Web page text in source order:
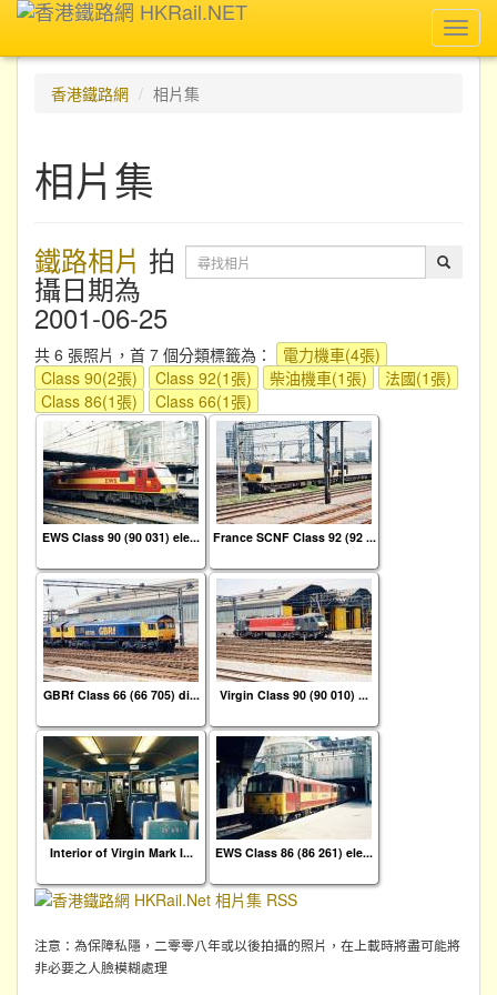
香港鐵路網
相片集
相片集
鐵路相片 拍
攝日期為
2001-06-25
共 6 張照片，首 7 個分類標籤為：
電力機車(4張)
Class 90(2張)
Class 92(1張) 柴油機車(1張)
法國(1張)
Class 86(1張)
Class 66(1張)
EWS Class 90 (90 031) ele... France SCNF Class 92 (92 ...
GBRf Class 66 (66 705) di... Virgin Class 90 (90 010) ...
Interior of Virgin Mark I... EWS Class 86 (86 261) ele...
注意：為保障私隱，二零零八年或以後拍攝的照片，在上載時將盡可能將
非必要之人臉模糊處理